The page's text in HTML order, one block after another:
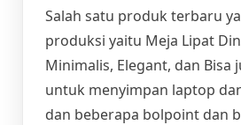
Salah satu produk terbaru
produksi yaitu Meja Lipat
Minimalis, Elegant, dan Bisa
untuk menyimpan laptop
dan beberapa bolpoint dan